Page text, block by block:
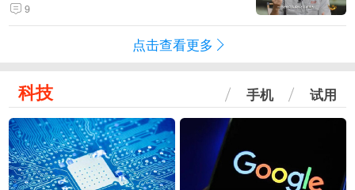
9
点击查看更多
科技 手机 试用